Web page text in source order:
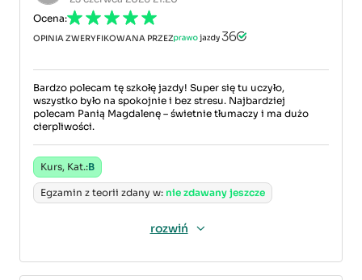
Ocena:
OPINIA ZWERYFIKOWANA PRZEZ
Bardzo polecam tę szkołę jazdy! Super się tu uczyło,
wszystko było na spokojnie i bez stresu. Najbardziej
polecam Panią Magdalenę – świetnie tłumaczy i ma dużo
cierpliwości.
Kurs, Kat.:B
Egzamin z teorii zdany w: nie zdawany jeszcze
rozwiń